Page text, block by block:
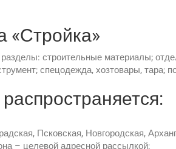
«Стройка»
строительные материалы;
спецодежда, хозтовары, тара;
Псковская, Новгородская,
– целевой адресной рассылкой;